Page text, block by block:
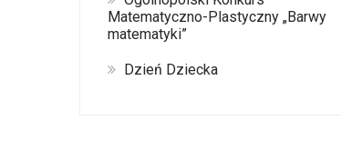
Matematyczno-Plastyczny „Barwy
matematyki”
Dzień Dziecka